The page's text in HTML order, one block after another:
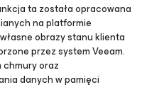
ta została opracowana
na platformie
obrazy stanu klienta
przez system Veeam.
chmury oraz
danych w pamięci